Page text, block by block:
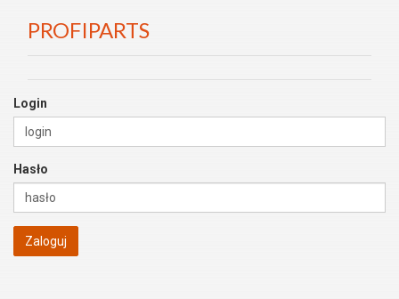
PROFIPARTS
Login
Hasło
Zaloguj